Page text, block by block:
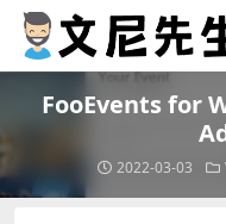
FooEvents for
2022-03-03